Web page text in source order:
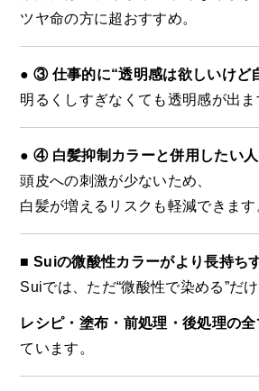
ツヤ命の方に超おすすめ。
● ③ 仕事的に“透明感は欲しいけど
明るくしすぎなくても透明感が出ま
● ④ 白髪抑制カラーと併用したい人
頭皮への刺激が少ないため、
白髪が増えるリスクも軽減できます
■ Suiの微酸性カラーがより長持ち
Suiでは、ただ“微酸性で染める”だ
レシピ・塗布・前処理・後処理の
ています。